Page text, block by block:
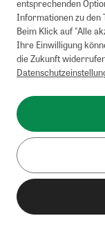
entsprechenden
Informationen zu den
Beim Klick auf "Alle
Ihre Einwilligung
die Zukunft